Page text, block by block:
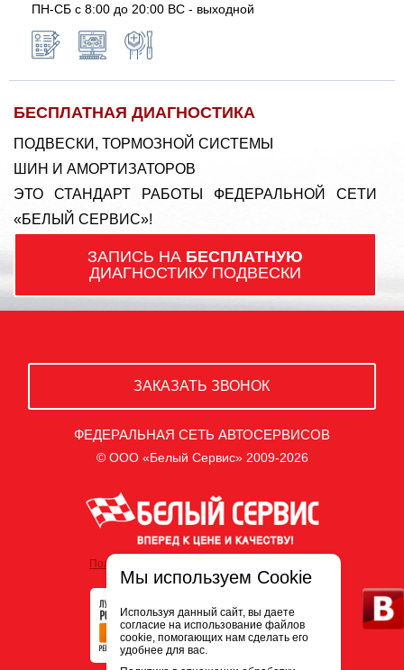
ПН-СБ с 8:00 до 20:00 ВС - выходной
БЕСПЛАТНАЯ ДИАГНОСТИКА
ПОДВЕСКИ, ТОРМОЗНОЙ СИСТЕМЫ
ШИН И АМОРТИЗАТОРОВ
ЭТО СТАНДАРТ РАБОТЫ ФЕДЕРАЛЬНОЙ СЕТИ
«БЕЛЫЙ СЕРВИС»!
ЗАПИСЬ НА БЕСПЛАТНУЮ
ДИАГНОСТИКУ ПОДВЕСКИ
ЗАКАЗАТЬ ЗВОНОК
ФЕДЕРАЛЬНАЯ СЕТЬ АВТОСЕРВИСОВ
© ООО «Белый Сервис» 2009-2026
Политика обработки персональных данных
Мы используем Cookie
Используя данный сайт, вы даете
согласие на использование файлов
cookie, помогающих нам сделать его
удобнее для вас.